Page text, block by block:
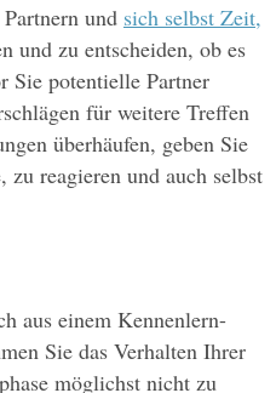
und sich selbst Zeit,
und zu entscheiden, ob es
Sie potentielle Partner
für weitere Treffen
überhäufen, geben Sie
zu reagieren und auch selbst
aus einem Kennenlern-
Sie das Verhalten Ihrer
möglichst nicht zu